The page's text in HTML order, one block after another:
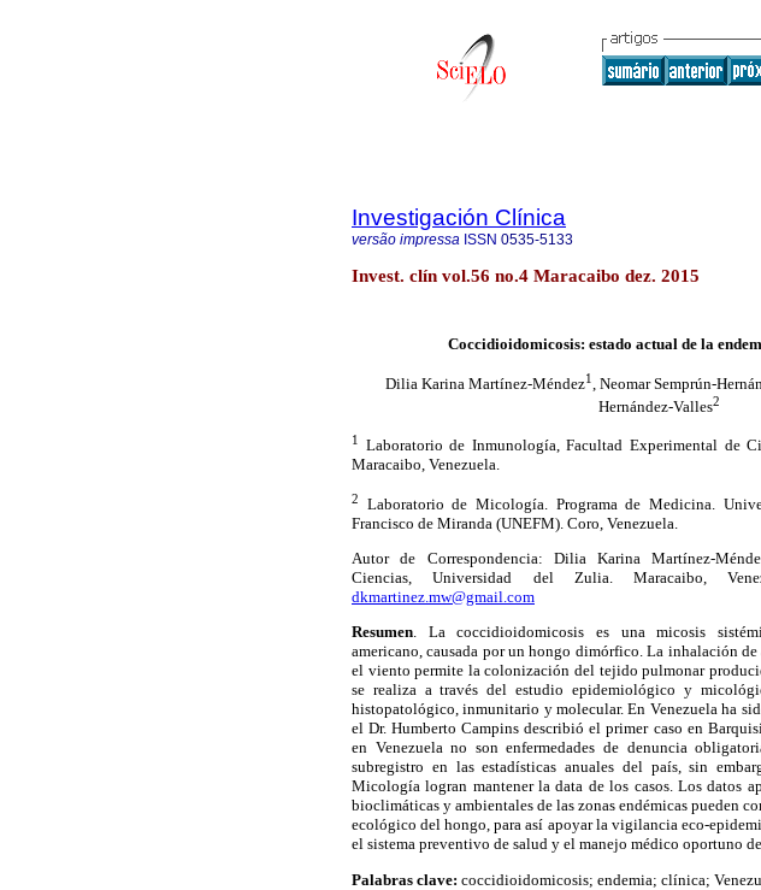
Investigación Clínica
versão impressa ISSN 0535-5133
Invest. clín vol.56 no.4 Maracaibo dez. 2015
Coccidioidomicosis: estado actual de la
Dilia Karina Martínez-Méndez1 , Neomar Semprún-
Hernández-Valles2
1 Laboratorio de Inmunología, Facultad Experimental de
Maracaibo, Venezuela.
2 Laboratorio de Micología. Programa de Medicina.
Francisco de Miranda (UNEFM). Coro, Venezuela.
Autor de Correspondencia: Dilia Karina Martínez-
Ciencias, Universidad del Zulia. Maracaibo,
dkmartinez.mw@gmail.com
Resumen. La coccidioidomicosis es una micosis
americano, causada por un hongo dimórfico. La inhalación
el viento permite la colonización del tejido pulmonar
se realiza a través del estudio epidemiológico y
histopatológico, inmunitario y molecular. En Venezuela ha
el Dr. Humberto Campins describió el primer caso en
en Venezuela no son enfermedades de denuncia
subregistro en las estadísticas anuales del país, sin
Micología logran mantener la data de los casos. Los datos
bioclimáticas y ambientales de las zonas endémicas pueden
ecológico del hongo, para así apoyar la vigilancia eco-
el sistema preventivo de salud y el manejo médico oportuno
Palabras clave: coccidioidomicosis; endemia; clínica;